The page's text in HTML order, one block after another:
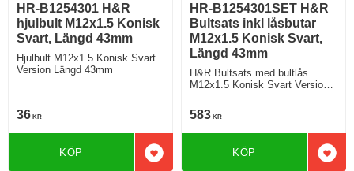
HR-B1254301 H&R
hjulbult M12x1.5 Konisk
Svart, Längd 43mm
Hjulbult M12x1.5 Konisk Svart
Version Längd 43mm
36 KR
Lägg till i favoriter
KÖP
HR-B1254301SET H&R
Bultsats inkl låsbutar
M12x1.5 Konisk Svart,
Längd 43mm
H&R Bultsats med bultlås
M12x1.5 Konisk Svart Version
583 KR
KÖP